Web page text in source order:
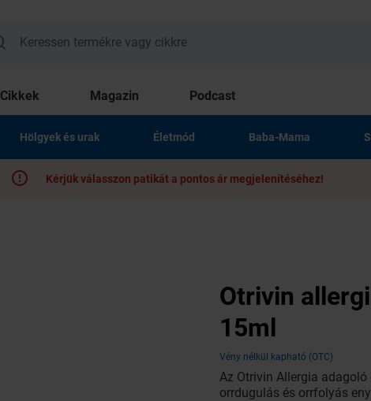
Cikkek Magazin Podcast
Hölgyek és urak Életmód Baba-Mama
Kérjük válasszon patikát a pontos ár megjelenítéséhez!
Otrivin
15ml
Vény nélkül kapható (OTC)
Az Otrivin Allergia
orrdugulás és orrfolyás